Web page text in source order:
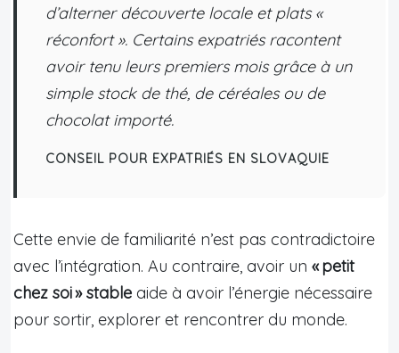
d’alterner découverte locale et plats «
réconfort ». Certains expatriés racontent
avoir tenu leurs premiers mois grâce à un
simple stock de thé, de céréales ou de
chocolat importé.
CONSEIL POUR EXPATRIÉS EN SLOVAQUIE
Cette envie de familiarité n’est pas contradictoire
avec l’intégration. Au contraire, avoir un « petit
chez soi » stable aide à avoir l’énergie nécessaire
pour sortir, explorer et rencontrer du monde.